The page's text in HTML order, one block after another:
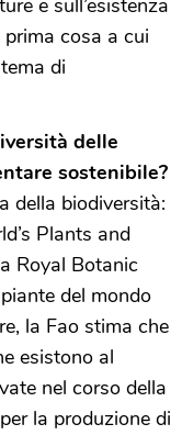
e sull’esistenza
cosa a cui
di
delle
sostenibile?
della biodiversità:
Plants and
Royal Botanic
del mondo
la Fao stima che
esistono al
nel corso della
la produzione di